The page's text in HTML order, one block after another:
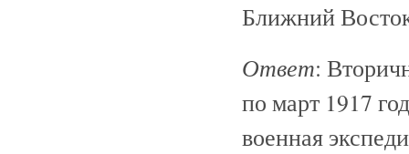
Ближний
Ответ:
по март 1917
военная